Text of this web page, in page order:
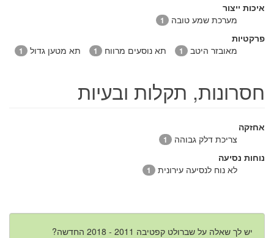
איכות ייצור
מערכת שמע טובה
1
פרקטיות
מאובזר היטב
1 תא נוסעים מרווח 1 תא מטען גדול 1
חסרונות, תקלות ובעיות
אחזקה
צריכת דלק גבוהה
1
נוחות נסיעה
לא נוח לנסיעה עירונית
1
יש לך שאלה על שברולט קפטיבה 2011 - 2018 החדשה?